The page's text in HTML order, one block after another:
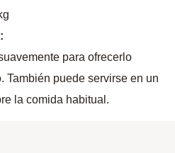
para ofrecerlo
También puede servirse en un
la comida habitual.